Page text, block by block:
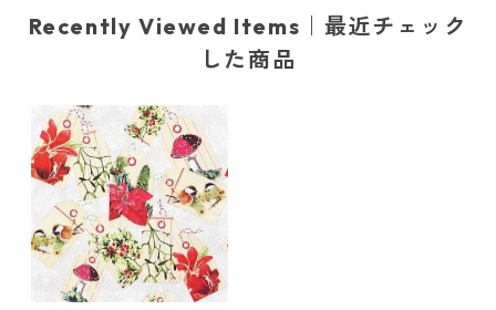
Recently Viewed Items｜最近チェック
した商品